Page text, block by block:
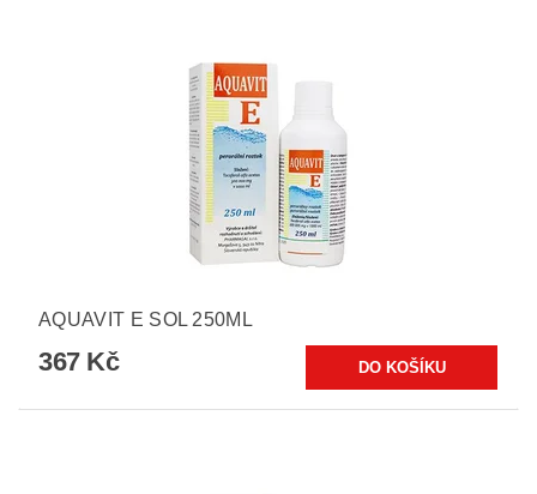
AQUAVIT E SOL 250ML
367 Kč